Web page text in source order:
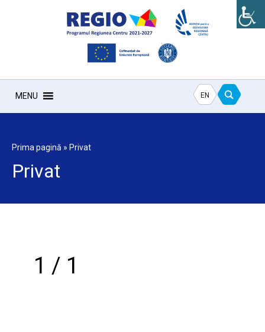
MENU EN
Prima pagină » Privat
Privat
1 / 1